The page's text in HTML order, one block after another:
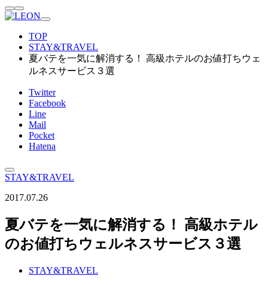
TOP
STAY&TRAVEL
夏バテを一気に解消する！ 高級ホテルのお値打ちウェ
ルネスサービス３選
Twitter
Facebook
Line
Mail
Pocket
Hatena
STAY&TRAVEL
2017.07.26
夏バテを一気に解消する！ 高級ホテル
のお値打ちウェルネスサービス３選
STAY&TRAVEL